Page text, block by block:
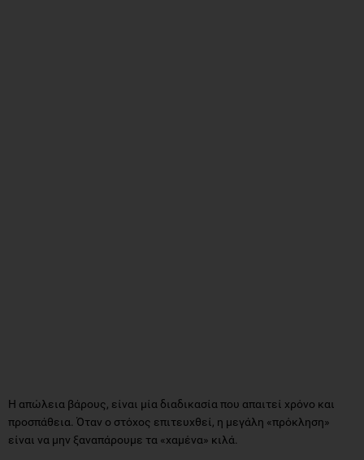
Η απώλεια βάρους, είναι μία διαδικασία που απαιτεί χρόνο και
προσπάθεια. Όταν ο στόχος επιτευχθεί, η μεγάλη «πρόκληση»
είναι να μην ξαναπάρουμε τα «χαμένα» κιλά.